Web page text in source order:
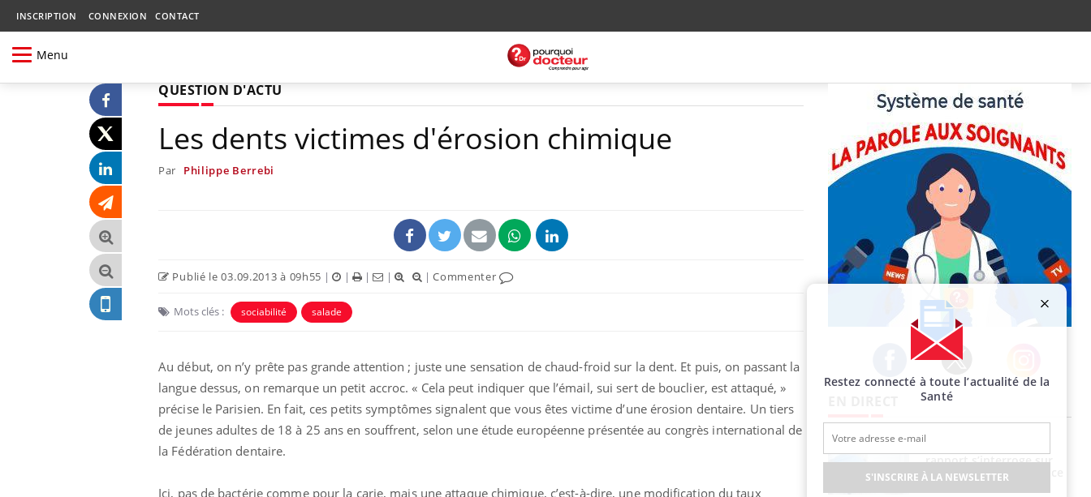
INSCRIPTION CONNEXION CONTACT
Menu
QUESTION D'ACTU
Les dents victimes d'érosion chimique
Par Philippe Berrebi
Publié le 03.09.2013 à 09h55 | | | | |Commenter
Mots clés : sociabilité salade
Au début, on n’y prête pas grande attention ; juste une sensation de chaud-froid sur la dent. Et puis, on passant la
langue dessus, on remarque un petit accroc. « Cela peut indiquer que l’émail, sui sert de bouclier, est attaqué, »
précise le Parisien. En fait, ces petits symptômes signalent que vous êtes victime d’une érosion dentaire. Un tiers
de jeunes adultes de 18 à 25 ans en souffrent, selon une étude européenne présentée au congrès international de
la Fédération dentaire.
Ici, pas de bactérie comme pour la carie, mais une attaque chimique, c’est-à-dire, une modification du taux
Facebook Twitter Instagram
rapport s’interroge sur
son taux élevé en France
Restez connecté à toute l’actualité de la
Santé
S'INSCRIRE À LA NEWSLETTER